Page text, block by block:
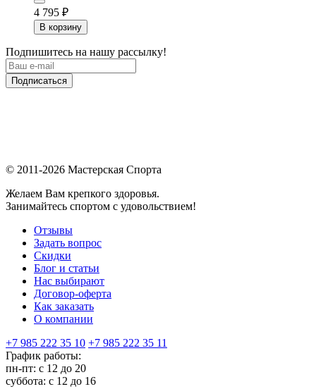
4 795 ₽
В корзину
Подпишитесь на нашу рассылку!
Подписаться
© 2011-2026 Мастерская Спорта
Желаем Вам крепкого здоровья.
Занимайтесь спортом с удовольствием!
Отзывы
Задать вопрос
Скидки
Блог и статьи
Нас выбирают
Договор-оферта
Как заказать
О компании
+7 985 222 35 10 +7 985 222 35 11
График работы:
пн-пт: с 12 до 20
суббота: c 12 до 16